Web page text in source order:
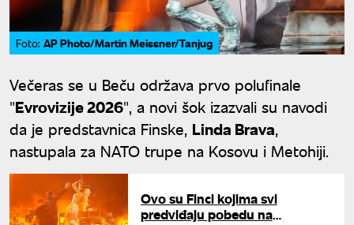
Foto: AP Photo/Martin Meissner/Tanjug
Večeras se u Beču održava prvo polufinale
"Evrovizije 2026", a novi šok izazvali su navodi
da je predstavnica Finske, Linda Brava,
nastupala za NATO trupe na Kosovu i Metohiji.
Ovo su Finci kojima svi
predviđaju pobedu na